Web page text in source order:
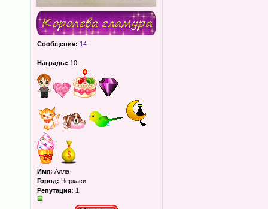
Сообщения: 14
Награды: 10
Имя: Алла
Город: Черкаси
Репутация: 1